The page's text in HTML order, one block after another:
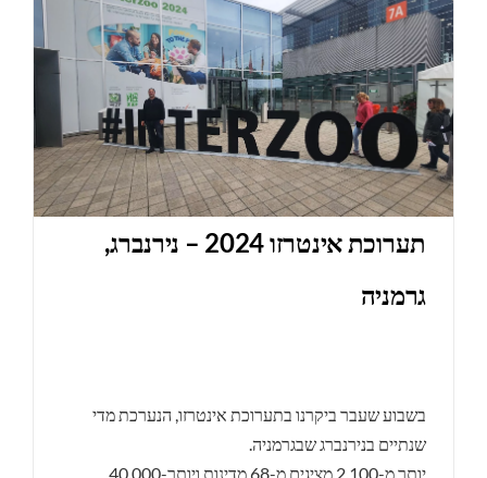
תערוכת אינטרזו 2024 – נירנברג,
גרמניה
בשבוע שעבר ביקרנו בתערוכת אינטרזו, הנערכת מדי
שנתיים בנירנברג שבגרמניה.
יותר מ-2,100 מציגים מ-68 מדינות ויותר-40,000